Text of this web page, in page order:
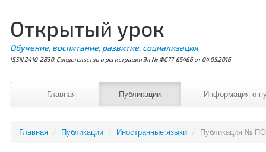
Открытый урок
Обучение, воспитание, развитие, социализация
ISSN 2410-2830. Свидетельство о регистрации Эл № ФС77-65466 от 04.05.2016
Главная Публикации Информация о
Главная / Публикации / Иностранные языки / Публикация №